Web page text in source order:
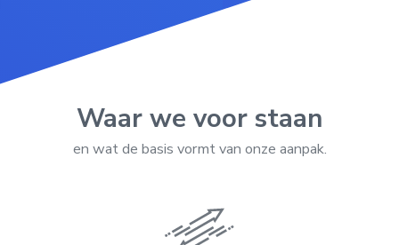
Waar we voor staan
en wat de basis vormt van onze aanpak.